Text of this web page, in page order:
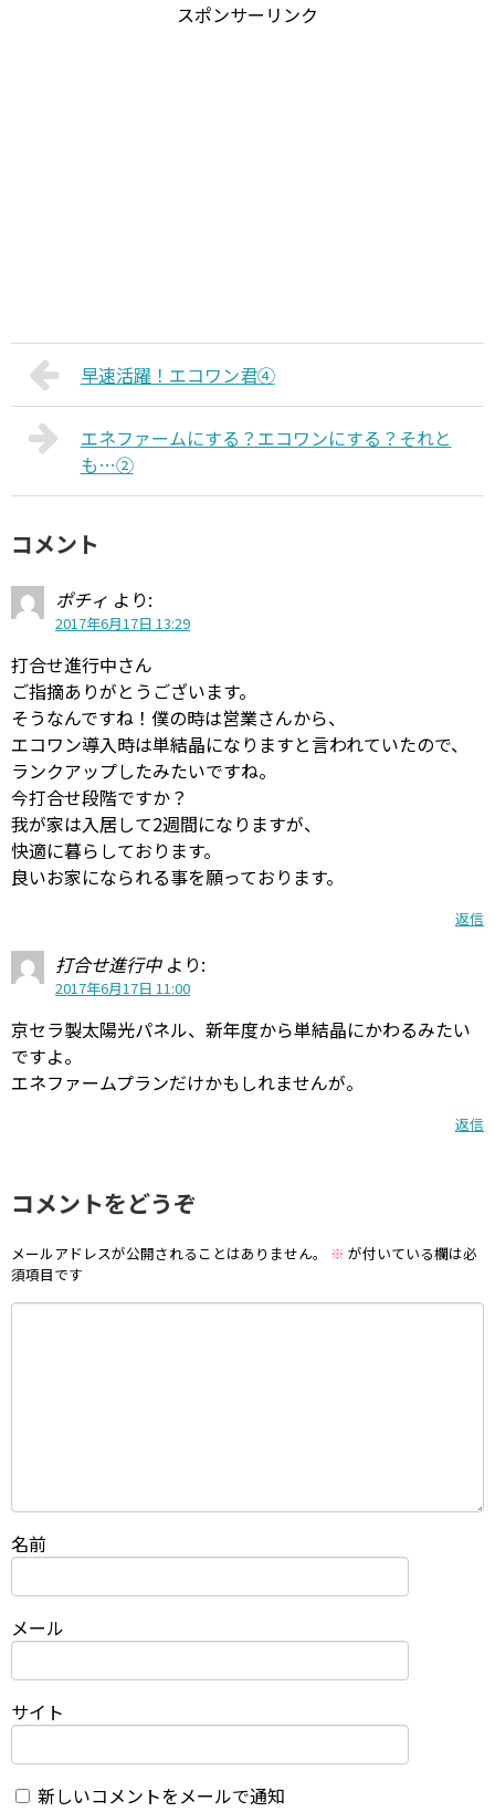
スポンサーリンク
早速活躍！エコワン君④
エネファームにする？エコワンにする？それと
も…②
コメント
ポチィ より:
2017年6月17日 13:29
打合せ進行中さん
ご指摘ありがとうございます。
そうなんですね！僕の時は営業さんから、
エコワン導入時は単結晶になりますと言われていたので、
ランクアップしたみたいですね。
今打合せ段階ですか？
我が家は入居して2週間になりますが、
快適に暮らしております。
良いお家になられる事を願っております。
返信
打合せ進行中 より:
2017年6月17日 11:00
京セラ製太陽光パネル、新年度から単結晶にかわるみたい
ですよ。
エネファームプランだけかもしれませんが。
返信
コメントをどうぞ
メールアドレスが公開されることはありません。 ※ が付いている欄は必
須項目です
名前
メール
サイト
新しいコメントをメールで通知